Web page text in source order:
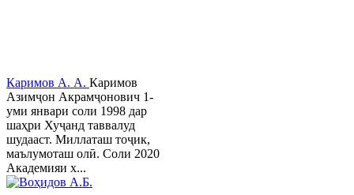
Каримов А. А. Каримов
Азимҷон Акрамҷонович 1-
уми январи соли 1998 дар
шаҳри Хуҷанд таввалуд
шудааст. Миллаташ тоҷик,
маълумоташ олӣ. Соли 2020
Академияи х...